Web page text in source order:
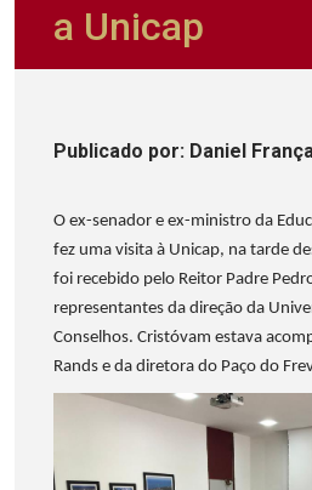
a Unicap
Publicado por: Daniel
O ex-senador e ex-ministro da
fez uma visita à Unicap, na tarde
foi recebido pelo Reitor Padre
representantes da direção da
Conselhos. Cristóvam estava
Rands e da diretora do Paço do